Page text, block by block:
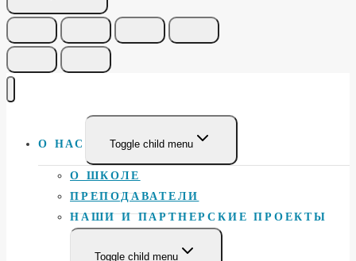
О НАС Toggle child menu
О ШКОЛЕ
ПРЕПОДАВАТЕЛИ
НАШИ И ПАРТНЕРСКИЕ ПРОЕКТЫ
Toggle child menu